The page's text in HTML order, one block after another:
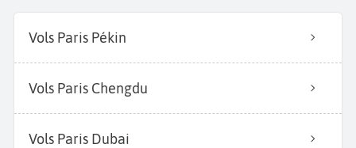
Vols Paris Pékin
Vols Paris Chengdu
Vols Paris Dubai